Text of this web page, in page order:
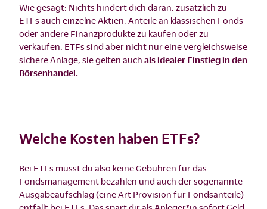
Wie gesagt: Nichts hindert dich daran, zusätzlich zu
ETFs auch einzelne Aktien, Anteile an klassischen Fonds
oder andere Finanzprodukte zu kaufen oder zu
verkaufen. ETFs sind aber nicht nur eine vergleichsweise
sichere Anlage, sie gelten auch als idealer Einstieg in den
Börsenhandel.
Welche Kosten haben ETFs?
Bei ETFs musst du also keine Gebühren für das
Fondsmanagement bezahlen und auch der sogenannte
Ausgabeaufschlag (eine Art Provision für Fondsanteile)
entfällt bei ETFs. Das spart dir als Anleger*in sofort Geld.